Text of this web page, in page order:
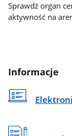
Sprawdź organ
aktywność na
Informacje